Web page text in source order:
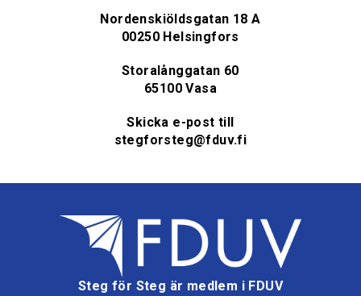
Nordenskiöldsgatan 18 A
00250 Helsingfors
Storalånggatan 60
65100 Vasa
Skicka e-post till
stegforsteg@fduv.fi
Steg för Steg är medlem i FDUV